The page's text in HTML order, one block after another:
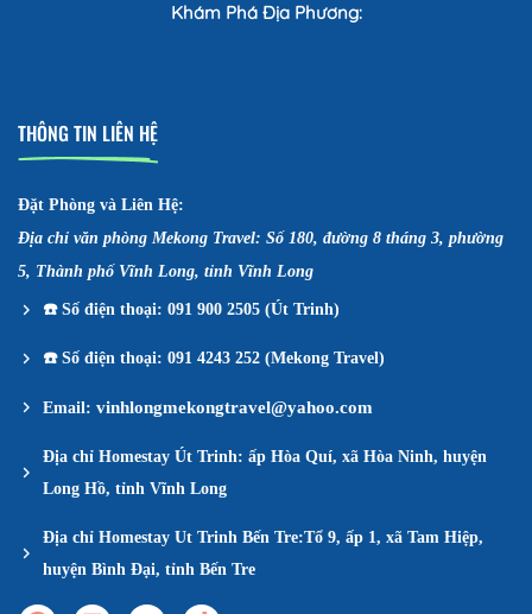
Khám Phá Địa Phương:
THÔNG TIN LIÊN HỆ
Đặt Phòng và Liên Hệ:
Địa chỉ văn phòng Mekong Travel: Số 180, đường 8 tháng 3, phường
5, Thành phố Vĩnh Long, tỉnh Vĩnh Long
☎️Số điện thoại: 091 900 2505 (Út Trinh)
☎️Số điện thoại: 091 4243 252 (Mekong Travel)
Email: vinhlongmekongtravel@yahoo.com
Địa chỉ Homestay Út Trinh: ấp Hòa Quí, xã Hòa Ninh, huyện
Long Hồ, tỉnh Vĩnh Long
Địa chỉ Homestay Ut Trinh Bến Tre:Tổ 9, ấp 1, xã Tam Hiệp,
huyện Bình Đại, tỉnh Bến Tre